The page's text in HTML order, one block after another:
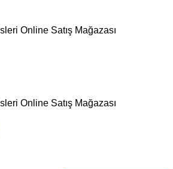
Online Satış Mağazası
Online Satış Mağazası